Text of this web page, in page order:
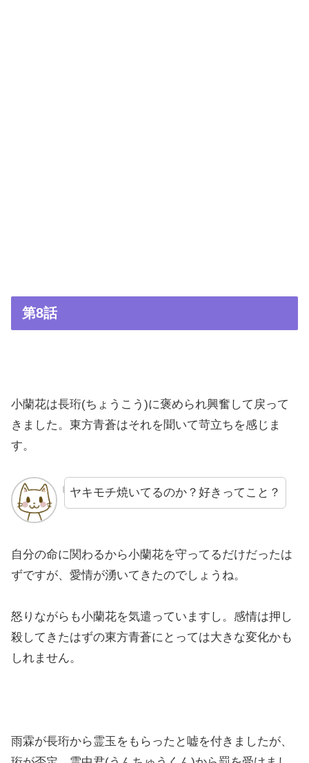
第8話
小蘭花は長珩(ちょうこう)に褒められ興奮して戻って
きました。東方青蒼はそれを聞いて苛立ちを感じま
す。
ヤキモチ焼いてるのか？好きってこと？
自分の命に関わるから小蘭花を守ってるだけだったは
ずですが、愛情が湧いてきたのでしょうね。
怒りながらも小蘭花を気遣っていますし。感情は押し
殺してきたはずの東方青蒼にとっては大きな変化かも
しれません。
雨霖が長珩から霊玉をもらったと嘘を付きましたが、